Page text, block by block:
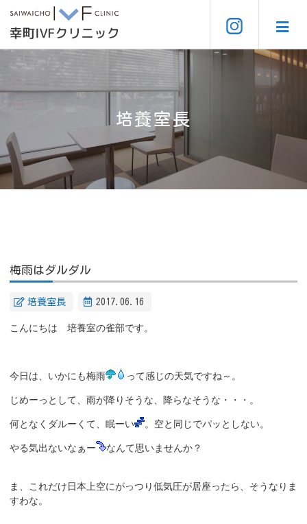
培養室長
梅雨はダルダル
培養室長 2017.06.16
こんにちは 培養室の雀部です。
今日は、いかにも梅雨 って感じの天気ですね～。
じめーっとして、雨が降りそうな、降らなそうな・・・。
何となくダルーくて、眠ーい 。空と同じでパッとしない。
やる気出ないなぁー なんて思いませんか？
ま、これだけ日本上空にがっつり低気圧が居座ったら、そうなりま
すわな。